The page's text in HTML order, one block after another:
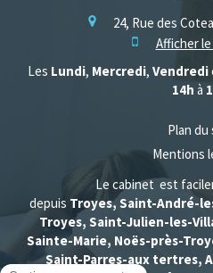
24, Rue des
Afficher
Les Lundi, Mercredi, Vendredi
14h à
Plan du
Mentions
Le cabinet est
depuis Troyes, Saint-André-
Troyes, Saint-Julien-les-
Sainte-Marie, Noës-près-
Saint-Parres-aux tertres,